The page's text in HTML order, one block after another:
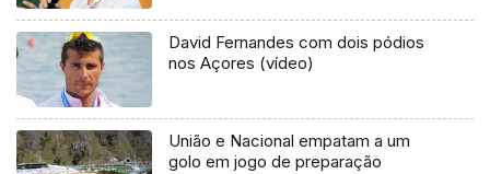
David Fernandes com dois pódios
nos Açores (vídeo)
União e Nacional empatam a um
golo em jogo de preparação